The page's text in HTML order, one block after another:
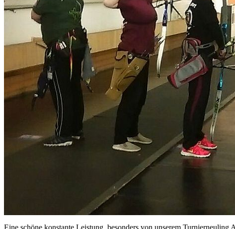
Eine schöne konstante Leistung, besonders von unserem